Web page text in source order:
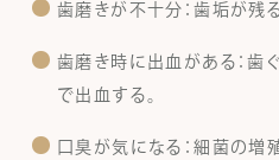
歯磨きが不十分：歯垢が残
歯磨き時に出血がある：歯
で出血する。
口臭が気になる：細菌の増